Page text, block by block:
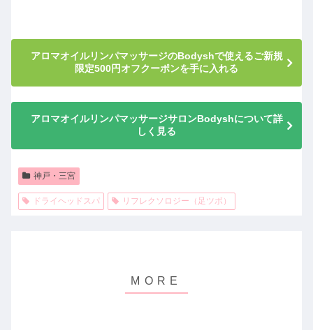
アロマオイルリンパマッサージのBodyshで使えるご新規
限定500円オフクーポンを手に入れる
アロマオイルリンパマッサージサロンBodyshについて詳
しく見る
神戸・三宮
ドライヘッドスパ リフレクソロジー（足ツボ）